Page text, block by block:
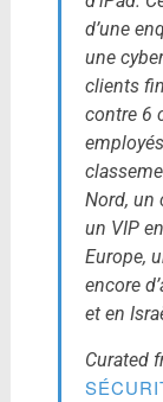
d’une
une
clients
contre 6
Nord, un
un VIP
Europe,
encore
et en
Curated